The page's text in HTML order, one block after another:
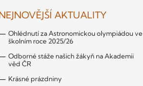
AKTUALITY
Ohlédnutí za Astronomickou olympiádou ve
školním roce 2025/26
Odborné stáže našich žákyň na Akademii
věd ČR
Krásné prázdniny